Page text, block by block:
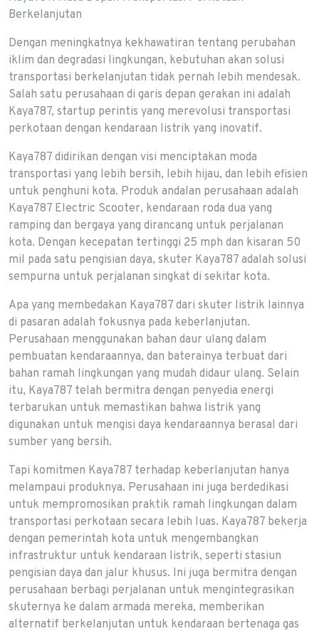
Berkelanjutan
Dengan meningkatnya kekhawatiran tentang perubahan
iklim dan degradasi lingkungan, kebutuhan akan solusi
transportasi berkelanjutan tidak pernah lebih mendesak.
Salah satu perusahaan di garis depan gerakan ini adalah
Kaya787, startup perintis yang merevolusi transportasi
perkotaan dengan kendaraan listrik yang inovatif.
Kaya787 didirikan dengan visi menciptakan moda
transportasi yang lebih bersih, lebih hijau, dan lebih efisien
untuk penghuni kota. Produk andalan perusahaan adalah
Kaya787 Electric Scooter, kendaraan roda dua yang
ramping dan bergaya yang dirancang untuk perjalanan
kota. Dengan kecepatan tertinggi 25 mph dan kisaran 50
mil pada satu pengisian daya, skuter Kaya787 adalah solusi
sempurna untuk perjalanan singkat di sekitar kota.
Apa yang membedakan Kaya787 dari skuter listrik lainnya
di pasaran adalah fokusnya pada keberlanjutan.
Perusahaan menggunakan bahan daur ulang dalam
pembuatan kendaraannya, dan baterainya terbuat dari
bahan ramah lingkungan yang mudah didaur ulang. Selain
itu, Kaya787 telah bermitra dengan penyedia energi
terbarukan untuk memastikan bahwa listrik yang
digunakan untuk mengisi daya kendaraannya berasal dari
sumber yang bersih.
Tapi komitmen Kaya787 terhadap keberlanjutan hanya
melampaui produknya. Perusahaan ini juga berdedikasi
untuk mempromosikan praktik ramah lingkungan dalam
transportasi perkotaan secara lebih luas. Kaya787 bekerja
dengan pemerintah kota untuk mengembangkan
infrastruktur untuk kendaraan listrik, seperti stasiun
pengisian daya dan jalur khusus. Ini juga bermitra dengan
perusahaan berbagi perjalanan untuk mengintegrasikan
skuternya ke dalam armada mereka, memberikan
alternatif berkelanjutan untuk kendaraan bertenaga gas